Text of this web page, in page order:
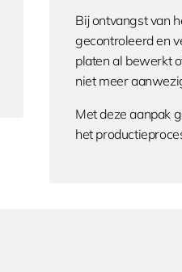
Bij ontvangst van
gecontroleerd en
platen al bewerkt
niet meer
Met deze aanpak
het